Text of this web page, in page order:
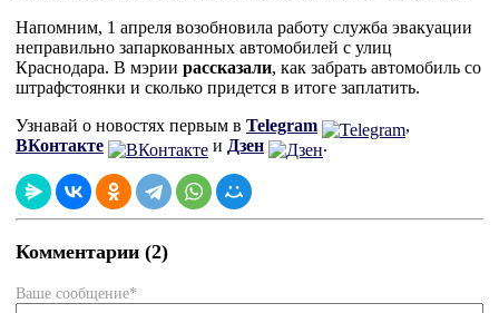
Напомним, 1 апреля возобновила работу служба эвакуации
неправильно запаркованных автомобилей с улиц
Краснодара. В мэрии рассказали, как забрать автомобиль со
штрафстоянки и сколько придется в итоге заплатить.
Узнавай о новостях первым в Telegram
,
ВКонтакте
и Дзен .
Комментарии (2)
Ваше сообщение*